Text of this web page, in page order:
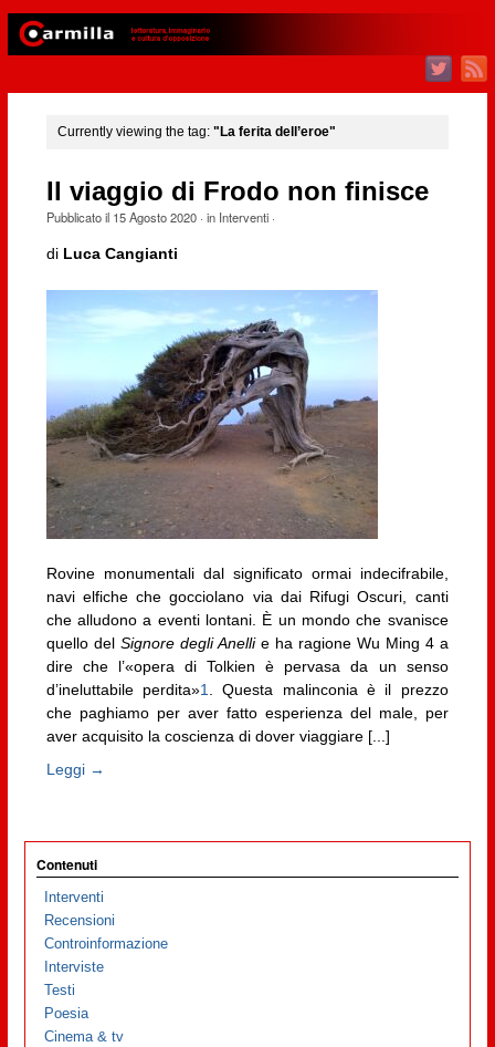
Currently viewing the tag: "La ferita dell’eroe"
Il viaggio di Frodo non finisce
Pubblicato il 15 Agosto 2020· in Interventi·
di Luca Cangianti
Rovine monumentali dal significato ormai indecifrabile,
navi elfiche che gocciolano via dai Rifugi Oscuri, canti
che alludono a eventi lontani. È un mondo che svanisce
quello del Signore degli Anellie ha ragione Wu Ming 4 a
dire che l’«opera di Tolkien è pervasa da un senso
d’ineluttabile perdita»1. Questa malinconia è il prezzo
che paghiamo per aver fatto esperienza del male, per
aver acquisito la coscienza di dover viaggiare [...]
Leggi →
Contenuti
Interventi
Recensioni
Controinformazione
Interviste
Testi
Poesia
Cinema & tv